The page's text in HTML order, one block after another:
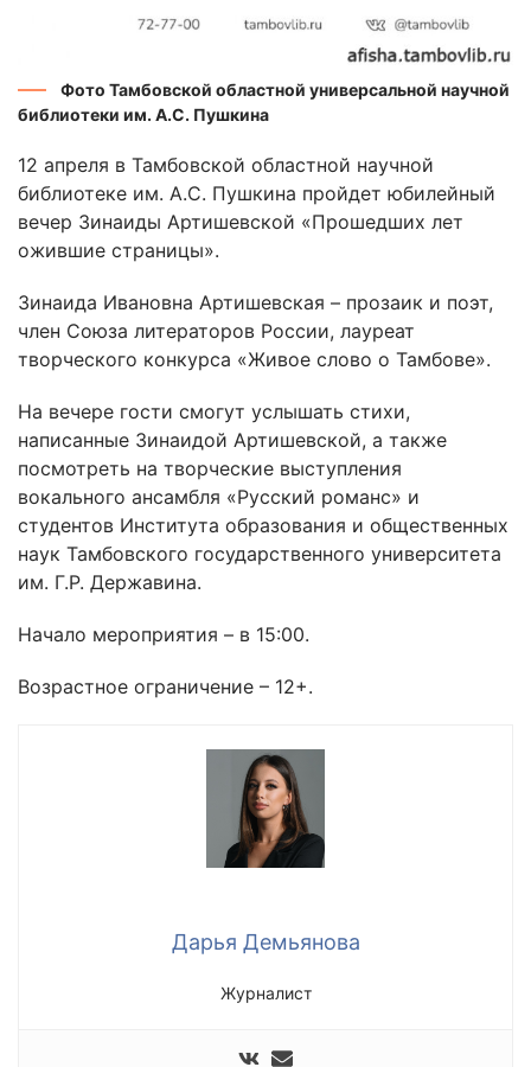
Фото Тамбовской областной универсальной научной
библиотеки им. А.С. Пушкина
12 апреля в Тамбовской областной научной
библиотеке им. А.С. Пушкина пройдет юбилейный
вечер Зинаиды Артишевской «Прошедших лет
ожившие страницы».
Зинаида Ивановна Артишевская – прозаик и поэт,
член Союза литераторов России, лауреат
творческого конкурса «Живое слово о Тамбове».
На вечере гости смогут услышать стихи,
написанные Зинаидой Артишевской, а также
посмотреть на творческие выступления
вокального ансамбля «Русский романс» и
студентов Института образования и общественных
наук Тамбовского государственного университета
им. Г.Р. Державина.
Начало мероприятия – в 15:00.
Возрастное ограничение – 12+.
Дарья Демьянова
Журналист